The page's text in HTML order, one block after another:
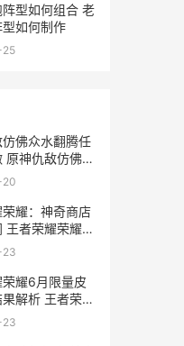
型如何组合 老
如何制作
佛众水翻腾任
原神仇敌仿佛众
任务
耀：神奇商店
王者荣耀荣耀水
耀6月限量皮
解析 王者荣耀